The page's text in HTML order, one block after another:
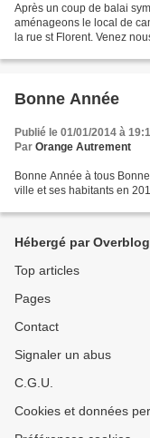
Après un coup de balai
aménageons le local de
la rue st Florent. Venez
Bonne Année
Publié le 01/01/2014 à
Par Orange Autrement
Bonne Année à tous
ville et ses habitants en
Hébergé par Overblog
Top articles
Pages
Contact
Signaler un abus
C.G.U.
Cookies et données